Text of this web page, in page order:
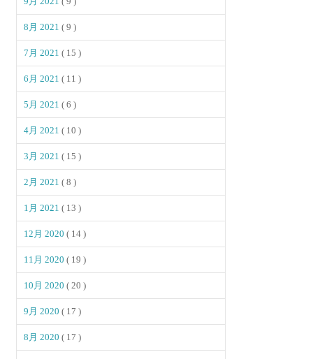
8月 2021( 9 )
7月 2021( 15 )
6月 2021( 11 )
5月 2021( 6 )
4月 2021( 10 )
3月 2021( 15 )
2月 2021( 8 )
1月 2021( 13 )
12月 2020( 14 )
11月 2020( 19 )
10月 2020( 20 )
9月 2020( 17 )
8月 2020( 17 )